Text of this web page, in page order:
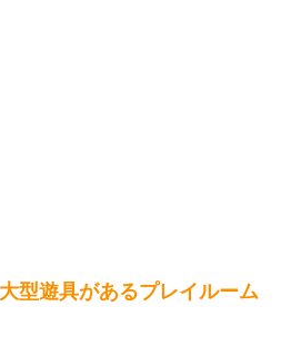
型遊具があるプレイルーム